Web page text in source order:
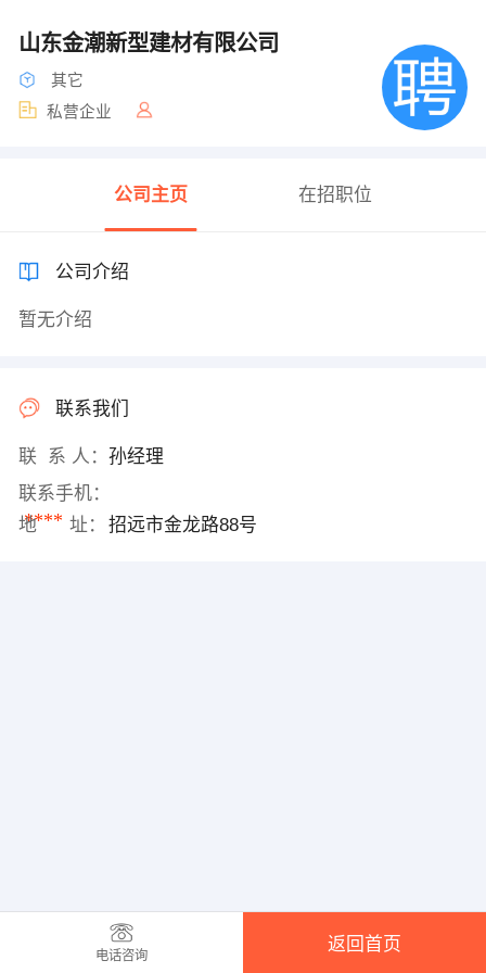
山东金潮新型建材有限公司
其它
私营企业
公司主页 在招职位
公司介绍
暂无介绍
联系我们
联 系 人： 孙经理
联系手机：
****
地 址： 招远市金龙路88号
电话咨询
返回首页